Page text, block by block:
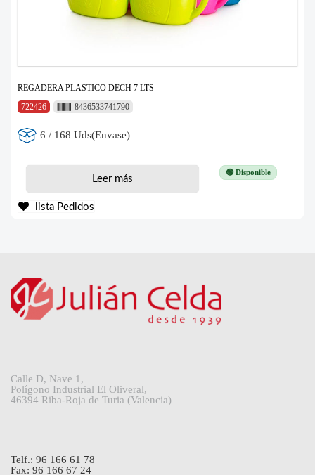
REGADERA PLASTICO DECH 7 LTS
722426
8436533741790
6 / 168 Uds(Envase)
🟢 Disponible
Leer más
lista Pedidos
Calle D, Nave 1,
Polígono Industrial El Oliveral,
46394 Riba-Roja de Turia (Valencia)
Telf.: 96 166 61 78
Fax: 96 166 67 24